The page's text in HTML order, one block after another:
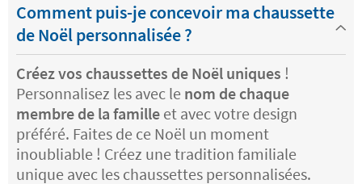
Comment puis-je concevoir ma chaussette
de Noël personnalisée ?
Créez vos chaussettes de Noël uniques !
Personnalisez les avec le nom de chaque
membre de la famille et avec votre design
préféré. Faites de ce Noël un moment
inoubliable ! Créez une tradition familiale
unique avec les chaussettes personnalisées.